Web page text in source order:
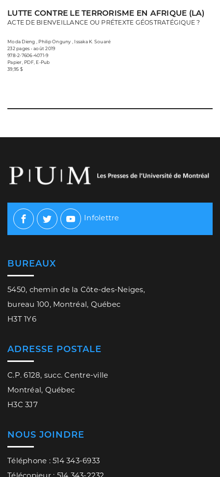
LUTTE CONTRE LE TERRORISME EN AFRIQUE (LA)
ACTE DE BIENVEILLANCE OU PRÉTEXTE GÉOSTRATÉGIQUE ?
Moda Dieng , Philip Onguny , Issaka K. Souaré
232 pages • août 2019
978-2-7606-4071-9
Papier, PDF, E-Pub
39,95 $
Facebook
TwitterYoutube
Infolettre
BUREAUX
5450, chemin de la Côte-des-Neiges,
bureau 100, Montréal, Québec
H3T 1Y6
ADRESSE POSTALE
C.P. 6128, succ. Centre-ville
Montréal, Québec
H3C 3J7
NOUS JOINDRE
Téléphone : 514 343-6933
Télécopieur : 514 343-2232